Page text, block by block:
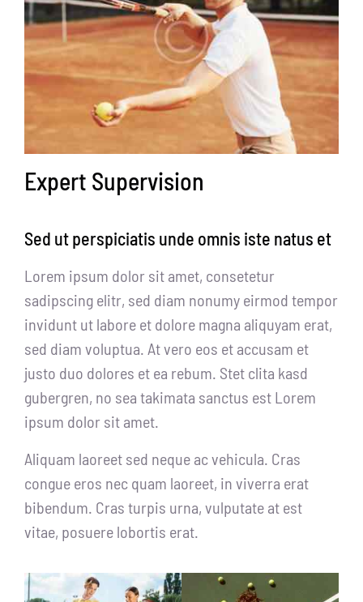
Expert Supervision
Sed ut perspiciatis unde omnis iste natus et
Lorem ipsum dolor sit amet, consetetur
sadipscing elitr, sed diam nonumy eirmod tempor
invidunt ut labore et dolore magna aliquyam erat,
sed diam voluptua. At vero eos et accusam et
justo duo dolores et ea rebum. Stet clita kasd
gubergren, no sea takimata sanctus est Lorem
ipsum dolor sit amet.
Aliquam laoreet sed neque ac vehicula. Cras
congue eros nec quam laoreet, in viverra erat
bibendum. Cras turpis urna, vulputate at est
vitae, posuere lobortis erat.